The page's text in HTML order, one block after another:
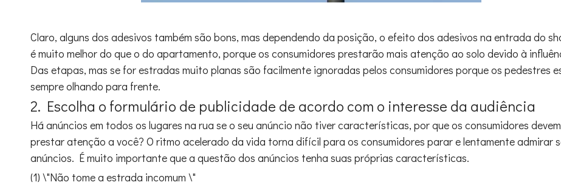
Claro, alguns dos adesivos também são bons, mas dependendo da posição, o efeito dos adesivos na entrada do
é muito melhor do que o do apartamento, porque os consumidores prestarão mais atenção ao solo devido à
Das etapas, mas se for estradas muito planas são facilmente ignoradas pelos consumidores porque os pedestres
sempre olhando para frente.
2. Escolha o formulário de publicidade de acordo com o interesse da audiência
Há anúncios em todos os lugares na rua se o seu anúncio não tiver características, por que os consumidores devem
prestar atenção a você? O ritmo acelerado da vida torna difícil para os consumidores parar e lentamente admirar
anúncios. É muito importante que a questão dos anúncios tenha suas próprias características.
(1) \"Não tome a estrada incomum \"